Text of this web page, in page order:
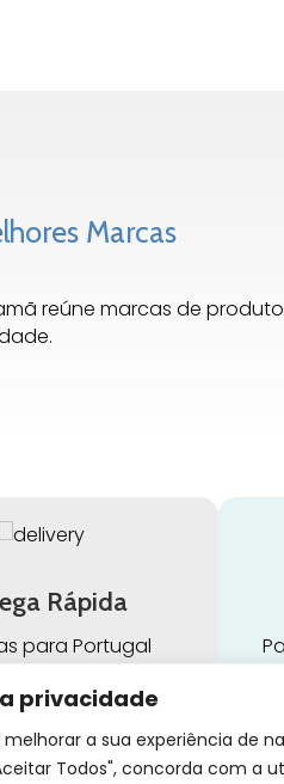
privacidade
a sua experiência de
Todos", concorda com a
Marcas
reúne marcas de
Rápida
para Portugal